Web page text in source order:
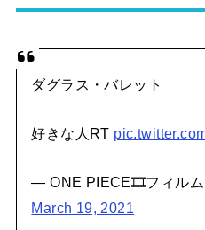
ダグラス・バレット
好きな人RT
— ONE PIECE🎞フィルム
March 19, 2021